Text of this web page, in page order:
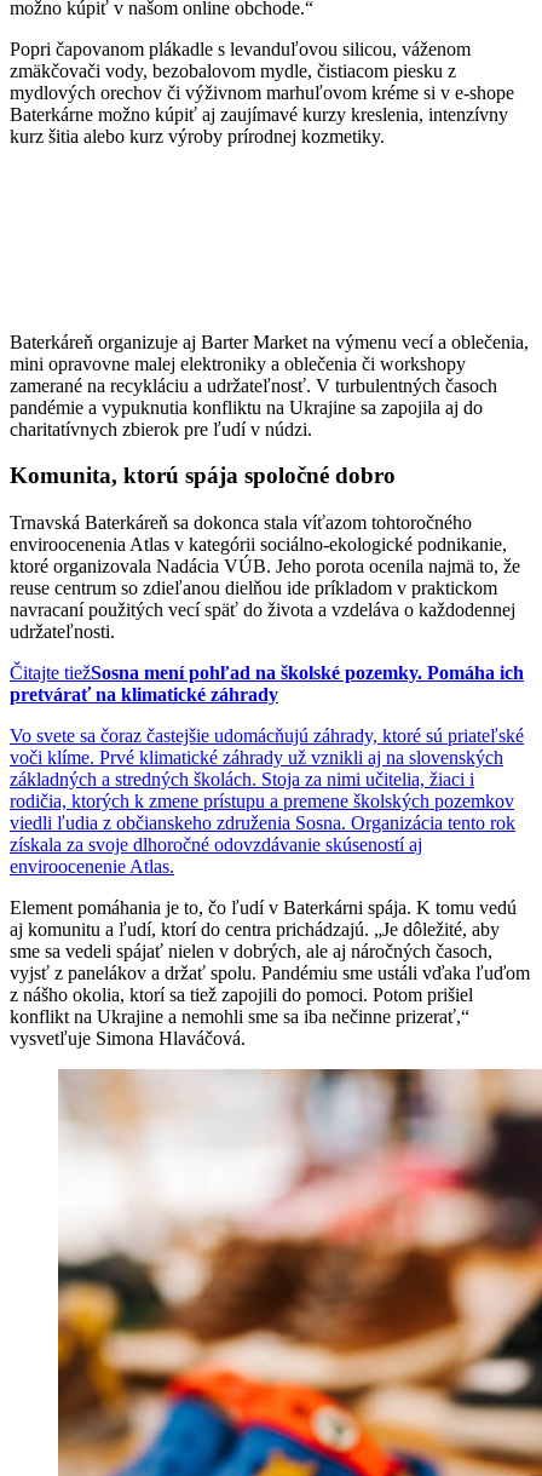
možno kúpiť v našom online obchode.“
Popri čapovanom plákadle s levanduľovou silicou, váženom
zmäkčovači vody, bezobalovom mydle, čistiacom piesku z
mydlových orechov či výživnom marhuľovom kréme si v e-shope
Baterkárne možno kúpiť aj zaujímavé kurzy kreslenia, intenzívny
kurz šitia alebo kurz výroby prírodnej kozmetiky.
Baterkáreň organizuje aj Barter Market na výmenu vecí a oblečenia,
mini opravovne malej elektroniky a oblečenia či workshopy
zamerané na recykláciu a udržateľnosť. V turbulentných časoch
pandémie a vypuknutia konfliktu na Ukrajine sa zapojila aj do
charitatívnych zbierok pre ľudí v núdzi.
Komunita, ktorú spája spoločné dobro
Trnavská Baterkáreň sa dokonca stala víťazom tohtoročného
enviroocenenia Atlas v kategórii sociálno-ekologické podnikanie,
ktoré organizovala Nadácia VÚB. Jeho porota ocenila najmä to, že
reuse centrum so zdieľanou dielňou ide príkladom v praktickom
navracaní použitých vecí späť do života a vzdeláva o každodennej
udržateľnosti.
Čitajte tiežSosna mení pohľad na školské pozemky. Pomáha ich
pretvárať na klimatické záhrady
Vo svete sa čoraz častejšie udomácňujú záhrady, ktoré sú priateľské
voči klíme. Prvé klimatické záhrady už vznikli aj na slovenských
základných a stredných školách. Stoja za nimi učitelia, žiaci i
rodičia, ktorých k zmene prístupu a premene školských pozemkov
viedli ľudia z občianskeho združenia Sosna. Organizácia tento rok
získala za svoje dlhoročné odovzdávanie skúseností aj
enviroocenenie Atlas.
Element pomáhania je to, čo ľudí v Baterkárni spája. K tomu vedú
aj komunitu a ľudí, ktorí do centra prichádzajú. „Je dôležité, aby
sme sa vedeli spájať nielen v dobrých, ale aj náročných časoch,
vyjsť z panelákov a držať spolu. Pandémiu sme ustáli vďaka ľuďom
z nášho okolia, ktorí sa tiež zapojili do pomoci. Potom prišiel
konflikt na Ukrajine a nemohli sme sa iba nečinne prizerať,“
vysvetľuje Simona Hlaváčová.